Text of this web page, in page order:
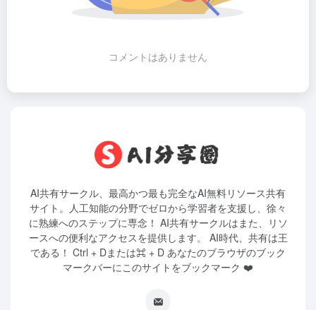
コメントはありません
AI共有サークル、最高かつ最も完全なAI無料リソース共有
サイト。人工知能の分野でゼロから学習者を支援し、徐々
に熟練へのステップに専念！ AI共有サークルはまた、リソ
ースへの便利なアクセスを提供します。 AI時代、共有は王
である！ Ctrl + Dまたは⌘ + D あなたのブラウザのブック
マークバーにこのサイトをブックマーク ❤️